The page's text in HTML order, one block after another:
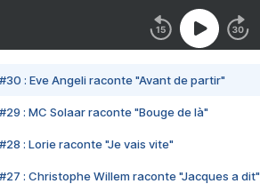
#30 : Eve Angeli raconte "Avant de partir"
#29 : MC Solaar raconte "Bouge de là"
#28 : Lorie raconte "Je vais vite"
#27 : Christophe Willem raconte "Jacques a dit"